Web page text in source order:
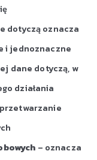
dotyczą oznacza
i jednoznaczne
dane dotyczą, w
działania
– oznacza